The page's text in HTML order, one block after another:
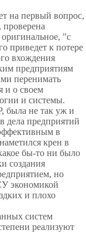
на первый вопрос,
"с
приведет к потере
вхождения
предприятиям
перенимать
и о своем
и системы.
была не так уж и
дела предприятий
в
крен в
бы-то ни было
создания
но
экономикой
и плохо
систем
реализуют